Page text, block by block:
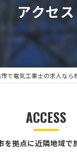
アクセス
で電気工事士の求人なら
を拠点に近隣地域で
ACCESS